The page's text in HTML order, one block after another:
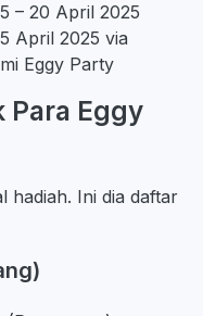
– 20 April 2025
April 2025 via
Eggy Party
Para Eggy
hadiah. Ini dia daftar